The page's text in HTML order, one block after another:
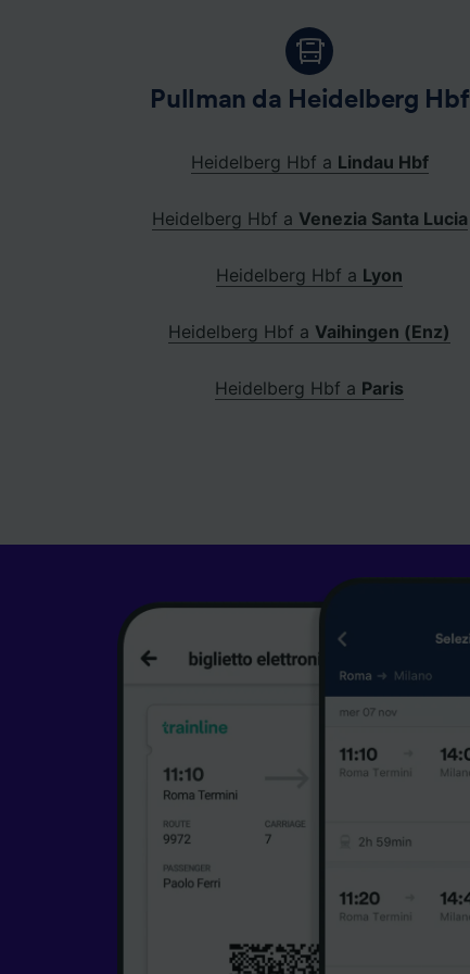
Pullman da Heidelberg Hbf
Heidelberg Hbf a Lindau Hbf
Heidelberg Hbf a Venezia Santa Lucia
Heidelberg Hbf a Lyon
Heidelberg Hbf a Vaihingen (Enz)
Heidelberg Hbf a Paris